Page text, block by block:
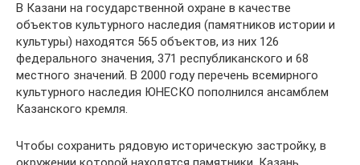
В Казани на государственной охране в качестве
объектов культурного наследия (памятников истории и
культуры) находятся 565 объектов, из них 126
федерального значения, 371 республиканского и 68
местного значений. В 2000 году перечень всемирного
культурного наследия ЮНЕСКО пополнился ансамблем
Казанского кремля.
Чтобы сохранить рядовую историческую застройку, в